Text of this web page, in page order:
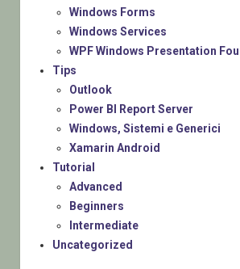
Windows Forms
Windows Services
WPF Windows Presentation
Tips
Outlook
Power BI Report Server
Windows, Sistemi e Generici
Xamarin Android
Tutorial
Advanced
Beginners
Intermediate
Uncategorized